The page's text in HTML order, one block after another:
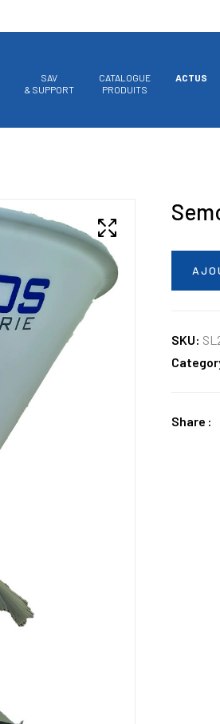
SAV
& SUPPORT
CATALOGUE
PRODUITS
ACTUS
SKU:
Share